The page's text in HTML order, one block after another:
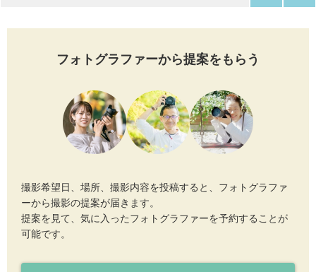
フォトグラファーから提案をもらう
撮影希望日、場所、撮影内容を投稿すると、フォトグラファ
ーから撮影の提案が届きます。
提案を見て、気に入ったフォトグラファーを予約することが
可能です。